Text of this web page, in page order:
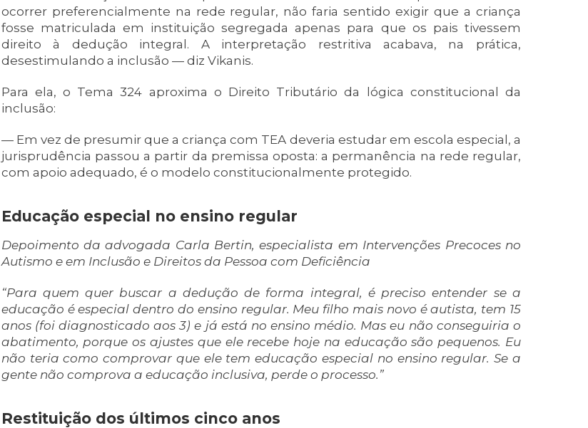
ocorrer preferencialmente na rede regular, não faria sentido exigir que a criança
fosse matriculada em instituição segregada apenas para que os pais tivessem
direito à dedução integral. A interpretação restritiva acabava, na prática,
desestimulando a inclusão — diz Vikanis.
Para ela, o Tema 324 aproxima o Direito Tributário da lógica constitucional da
inclusão:
— Em vez de presumir que a criança com TEA deveria estudar em escola especial, a
jurisprudência passou a partir da premissa oposta: a permanência na rede regular,
com apoio adequado, é o modelo constitucionalmente protegido.
Educação especial no ensino regular
Depoimento da advogada Carla Bertin, especialista em Intervenções Precoces no
Autismo e em Inclusão e Direitos da Pessoa com Deficiência
“Para quem quer buscar a dedução de forma integral, é preciso entender se a
educação é especial dentro do ensino regular. Meu filho mais novo é autista, tem 15
anos (foi diagnosticado aos 3) e já está no ensino médio. Mas eu não conseguiria o
abatimento, porque os ajustes que ele recebe hoje na educação são pequenos. Eu
não teria como comprovar que ele tem educação especial no ensino regular. Se a
gente não comprova a educação inclusiva, perde o processo.”
Restituição dos últimos cinco anos